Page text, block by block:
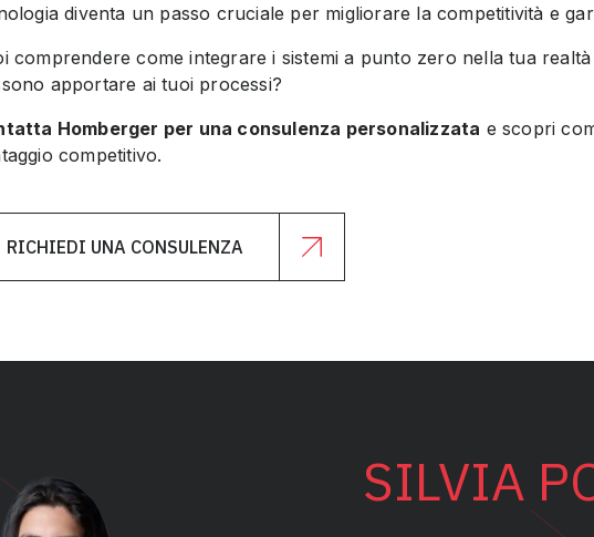
diventa un passo cruciale per migliorare la competitività e
comprendere come integrare i sistemi a punto zero nella tua
apportare ai tuoi processi?
Homberger per una consulenza personalizzata e scopri
competitivo.
RICHIEDI UNA CONSULENZA
SILVIA